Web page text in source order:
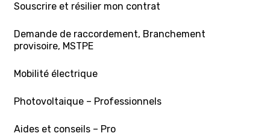
Souscrire et résilier mon contrat
Demande de raccordement, Branchement
provisoire, MSTPE
Mobilité électrique
Photovoltaique – Professionnels
Aides et conseils – Pro